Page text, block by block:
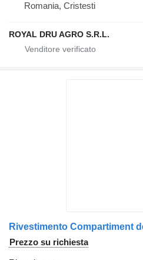
Romania, Cristesti
ROYAL DRU AGRO S.R.L.
Prezzo su richiesta